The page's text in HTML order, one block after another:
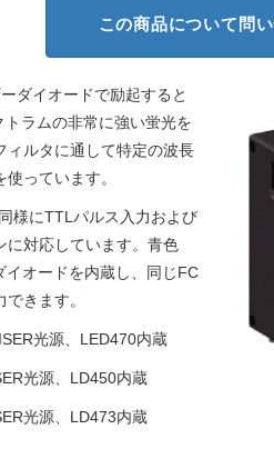
この商品について問
ダイオードで励起すると
ラムの非常に強い蛍光を
ィルタに通して特定の波長
っています。
様にTTLパルス入力および
に対応しています。青色
イオードを内蔵し、同じFC
きます。
光源、LED470内蔵
光源、LD450内蔵
光源、LD473内蔵